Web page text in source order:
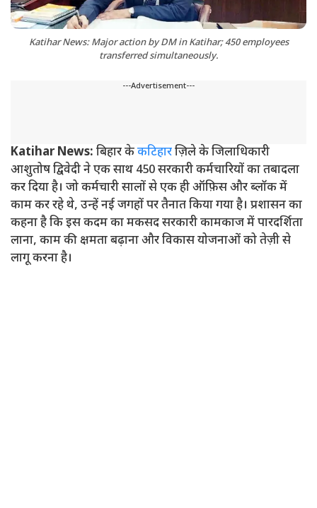
Katihar News: Major action by DM in Katihar; 450 employees
transferred simultaneously.
---Advertisement---
Katihar News: बिहार केकटिहारज़िले के जिलाधिकारी
आशुतोष द्विवेदी ने एक साथ 450 सरकारी कर्मचारियों का तबादला
कर दिया है। जो कर्मचारी सालों से एक ही ऑफ़िस और ब्लॉक में
काम कर रहे थे, उन्हें नई जगहों पर तैनात किया गया है। प्रशासन का
कहना है कि इस कदम का मकसद सरकारी कामकाज में पारदर्शिता
लाना, काम की क्षमता बढ़ाना और विकास योजनाओं को तेज़ी से
लागू करना है।